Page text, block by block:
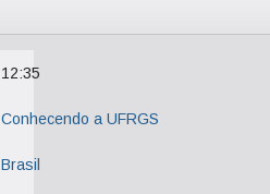
12:35
Conhecendo a UFRGS
Brasil